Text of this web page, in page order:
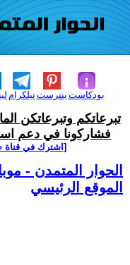
تيلكرامبنترست بودكاست
تبرعاتكم وتبرعاتكن
فشاركونا في دعم
[اشترك في قناة
الحوار المتمدن -
الموقع الرئيسي